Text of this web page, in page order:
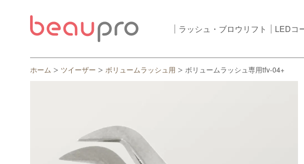
ラッシュ・ブロウリフト LEDコ
ホーム ツイーザー ボリュームラッシュ用 ボリュームラッシュ専用tfv-04+